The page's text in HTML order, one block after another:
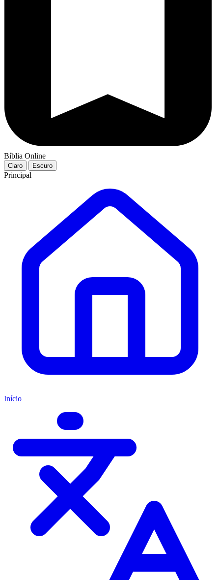
Bíblia Online
Claro Escuro
Principal
Início